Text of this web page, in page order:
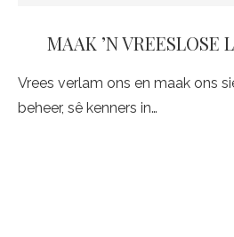
MAAK ’N VREESLOSE
Vrees verlam ons en maak ons
beheer, sê kenners in…